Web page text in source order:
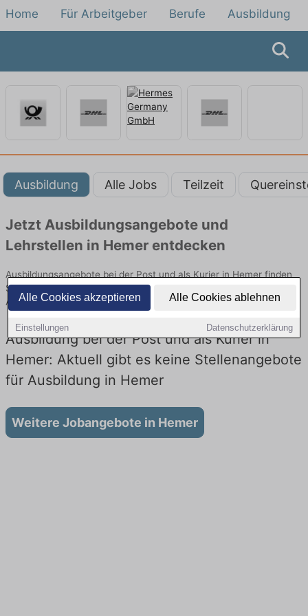
Alle Cookies akzeptieren Alle Cookies ablehnen
Einstellungen Datenschutzerklärung
Home Für Arbeitgeber Berufe Ausbildung
Ausbildung Alle Jobs Teilzeit
Jetzt Ausbildungsangebote und
Lehrstellen in Hemer entdecken
Ausbildungsangebote bei der Post und als Kurier in Hemer finden
Sie von namhaften Firmen. Entdecken Sie freie Optionen von Top-
Arbeitgebern und bewerben Sie sich noch heute.
Ausbildung bei der Post und als Kurier in
Hemer: Aktuell gibt es keine Stellenangebote
für Ausbildung in Hemer
Weitere Jobangebote in Hemer